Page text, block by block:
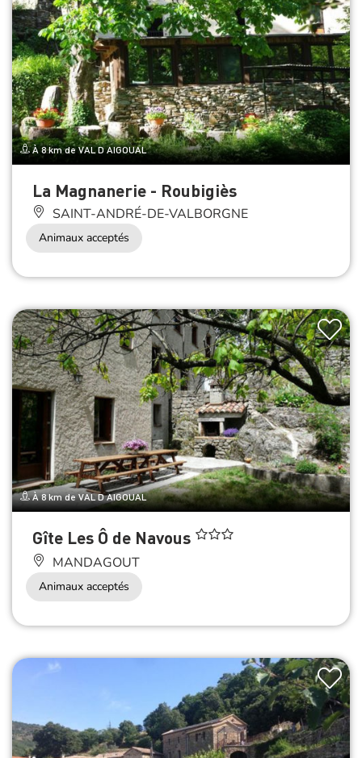
À 8 km de VAL D AIGOUAL
La Magnanerie - Roubigiès
SAINT-ANDRÉ-DE-VALBORGNE
Animaux acceptés
À 8 km de VAL D AIGOUAL
Gîte Les Ô de Navous
MANDAGOUT
Animaux acceptés